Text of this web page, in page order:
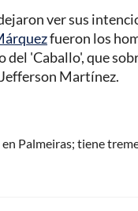
ver sus
fueron los
'Caballo', que
Martínez.
Palmeiras; tiene